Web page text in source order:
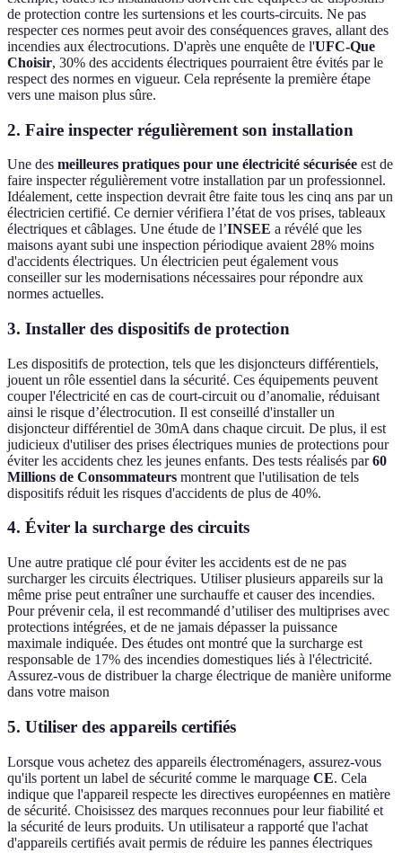
de protection contre les surtensions et les courts-circuits. Ne pas
respecter ces normes peut avoir des conséquences graves, allant des
incendies aux électrocutions. D'après une enquête de l'UFC-Que
Choisir, 30% des accidents électriques pourraient être évités par le
respect des normes en vigueur. Cela représente la première étape
vers une maison plus sûre.
2. Faire inspecter régulièrement son installation
Une des meilleures pratiques pour une électricité sécurisée est de
faire inspecter régulièrement votre installation par un professionnel.
Idéalement, cette inspection devrait être faite tous les cinq ans par un
électricien certifié. Ce dernier vérifiera l’état de vos prises, tableaux
électriques et câblages. Une étude de l’INSEE a révélé que les
maisons ayant subi une inspection périodique avaient 28% moins
d'accidents électriques. Un électricien peut également vous
conseiller sur les modernisations nécessaires pour répondre aux
normes actuelles.
3. Installer des dispositifs de protection
Les dispositifs de protection, tels que les disjoncteurs différentiels,
jouent un rôle essentiel dans la sécurité. Ces équipements peuvent
couper l'électricité en cas de court-circuit ou d’anomalie, réduisant
ainsi le risque d’électrocution. Il est conseillé d'installer un
disjoncteur différentiel de 30mA dans chaque circuit. De plus, il est
judicieux d'utiliser des prises électriques munies de protections pour
éviter les accidents chez les jeunes enfants. Des tests réalisés par60
Millions de Consommateurs montrent que l'utilisation de tels
dispositifs réduit les risques d'accidents de plus de 40%.
4. Éviter la surcharge des circuits
Une autre pratique clé pour éviter les accidents est de ne pas
surcharger les circuits électriques. Utiliser plusieurs appareils sur la
même prise peut entraîner une surchauffe et causer des incendies.
Pour prévenir cela, il est recommandé d’utiliser des multiprises avec
protections intégrées, et de ne jamais dépasser la puissance
maximale indiquée. Des études ont montré que la surcharge est
responsable de 17% des incendies domestiques liés à l'électricité.
Assurez-vous de distribuer la charge électrique de manière uniforme
dans votre maison
5. Utiliser des appareils certifiés
Lorsque vous achetez des appareils électroménagers, assurez-vous
qu'ils portent un label de sécurité comme le marquage CE. Cela
indique que l'appareil respecte les directives européennes en matière
de sécurité. Choisissez des marques reconnues pour leur fiabilité et
la sécurité de leurs produits. Un utilisateur a rapporté que l'achat
d'appareils certifiés avait permis de réduire les pannes électriques